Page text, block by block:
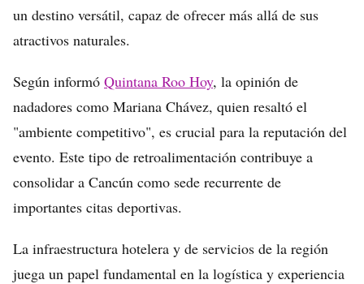
un destino versátil, capaz de ofrecer más allá de sus
atractivos naturales.
Según informó Quintana Roo Hoy, la opinión de
nadadores como Mariana Chávez, quien resaltó el
"ambiente competitivo", es crucial para la reputación del
evento. Este tipo de retroalimentación contribuye a
consolidar a Cancún como sede recurrente de
importantes citas deportivas.
La infraestructura hotelera y de servicios de la región
juega un papel fundamental en la logística y experiencia